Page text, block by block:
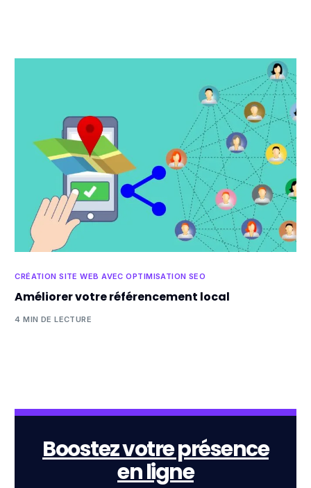
CRÉATION SITE WEB AVEC OPTIMISATION SEO
Améliorer votre référencement local
4 MIN DE LECTURE
Boostez votre présence
en ligne